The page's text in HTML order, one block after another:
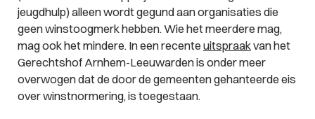
jeugdhulp) alleen wordt gegund aan organisaties die
geen winstoogmerk hebben. Wie het meerdere mag,
mag ook het mindere. In een recente uitspraakvan het
Gerechtshof Arnhem-Leeuwarden is onder meer
overwogen dat de door de gemeenten gehanteerde eis
over winstnormering, is toegestaan.